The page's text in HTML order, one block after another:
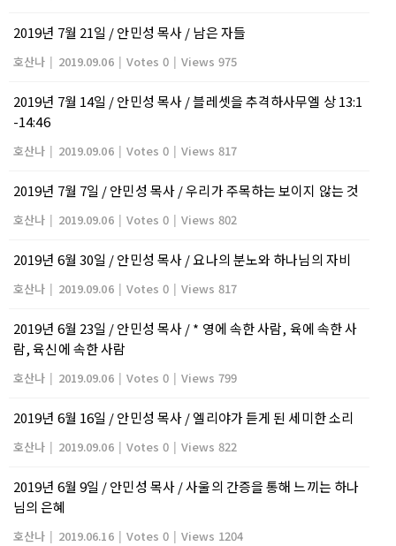
2019년 7월 21일 / 안민성 목사 / 남은 자들
호산나 | 2019.09.06 | Votes 0 | Views 975
2019년 7월 14일 / 안민성 목사 / 블레셋을 추격하사무엘 상 13:1
-14:46
호산나 | 2019.09.06 | Votes 0 | Views 817
2019년 7월 7일 / 안민성 목사 / 우리가 주목하는 보이지 않는 것
호산나 | 2019.09.06 | Votes 0 | Views 802
2019년 6월 30일 / 안민성 목사 / 요나의 분노와 하나님의 자비
호산나 | 2019.09.06 | Votes 0 | Views 817
2019년 6월 23일 / 안민성 목사 / * 영에 속한 사람, 육에 속한 사
람, 육신에 속한 사람
호산나 | 2019.09.06 | Votes 0 | Views 799
2019년 6월 16일 / 안민성 목사 / 엘리야가 듣게 된 세미한 소리
호산나 | 2019.09.06 | Votes 0 | Views 822
2019년 6월 9일 / 안민성 목사 / 사울의 간증을 통해 느끼는 하나
님의 은혜
호산나 | 2019.06.16 | Votes 0 | Views 1204